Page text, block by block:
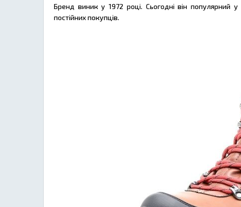
Бренд виник у 1972 році. Сьогодні він популярний
постійних покупців.